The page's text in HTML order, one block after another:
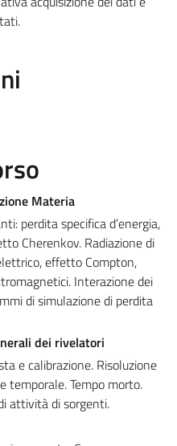
Materia
perdita specifica d’energia,
Cherenkov. Radiazione di
effetto Compton,
Interazione dei
di simulazione di perdita
dei rivelatori
e calibrazione. Risoluzione
temporale. Tempo morto.
attività di sorgenti.